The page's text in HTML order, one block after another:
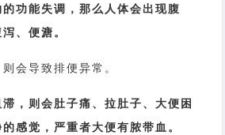
功能失调，那么人体会出现腹
、便溏。
会导致排便异常。
，则会肚子痛、拉肚子、大便困
感觉，严重者大便有脓带血。